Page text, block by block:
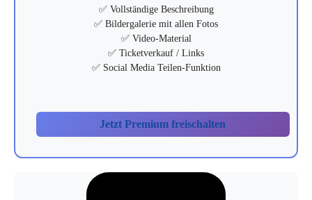
✅ Vollständige Beschreibung
✅ Bildergalerie mit allen Fotos
✅ Video-Material
✅ Ticketverkauf / Links
✅ Social Media Teilen-Funktion
Jetzt Premium freischalten